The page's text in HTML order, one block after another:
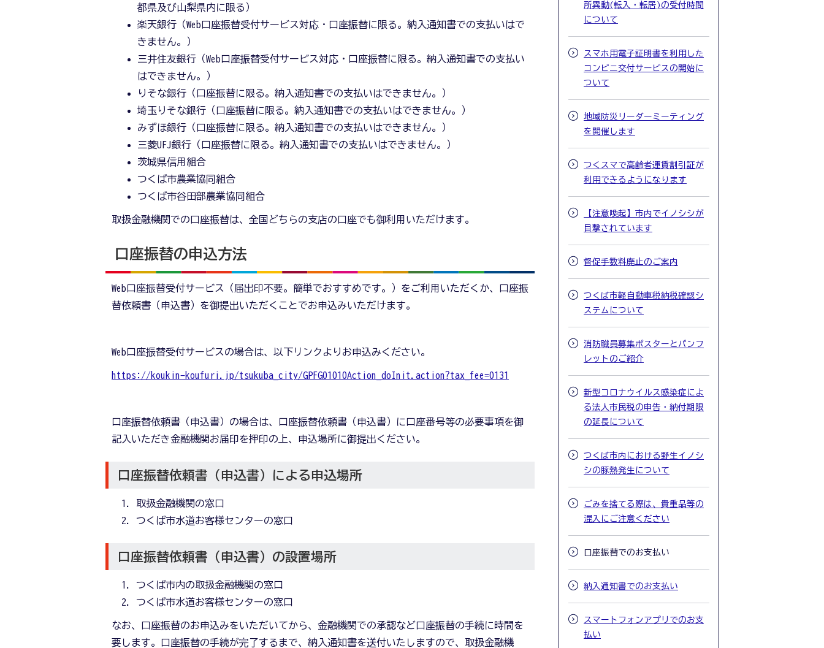
都県及び山梨県内に限る）
楽天銀行（Web口座振替受付サービス対応・口座振替に限る。納入通知書での支払いはで
きません。）
三井住友銀行（Web口座振替受付サービス対応・口座振替に限る。納入通知書での支払い
はできません。）
りそな銀行（口座振替に限る。納入通知書での支払いはできません。）
埼玉りそな銀行（口座振替に限る。納入通知書での支払いはできません。）
みずほ銀行（口座振替に限る。納入通知書での支払いはできません。）
三菱UFJ銀行（口座振替に限る。納入通知書での支払いはできません。）
茨城県信用組合
つくば市農業協同組合
つくば市谷田部農業協同組合
取扱金融機関での口座振替は、全国どちらの支店の口座でも御利用いただけます。
口座振替の申込方法
Web口座振替受付サービス（届出印不要。簡単でおすすめです。）をご利用いただくか、口座振
替依頼書（申込書）を御提出いただくことでお申込みいただけます。
Web口座振替受付サービスの場合は、以下リンクよりお申込みください。
https://koukin-koufuri.jp/tsukuba_city/GPFG01010Action_doInit.action?tax_fee=0131
口座振替依頼書（申込書）の場合は、口座振替依頼書（申込書）に口座番号等の必要事項を御
記入いただき金融機関お届印を押印の上、申込場所に御提出ください。
口座振替依頼書（申込書）による申込場所
取扱金融機関の窓口
つくば市水道お客様センターの窓口
口座振替依頼書（申込書）の設置場所
つくば市内の取扱金融機関の窓口
つくば市水道お客様センターの窓口
なお、口座振替のお申込みをいただいてから、金融機関での承認など口座振替の手続に時間を
要します。口座振替の手続が完了するまで、納入通知書を送付いたしますので、取扱金融機
所異動(転入・転居)の受付時間
について
スマホ用電子証明書を利用した
コンビニ交付サービスの開始に
ついて
地域防災リーダーミーティング
を開催します
つくスマで高齢者運賃割引証が
利用できるようになります
【注意喚起】市内でイノシシが
目撃されています
督促手数料廃止のご案内
つくば市軽自動車税納税確認シ
ステムについて
消防職員募集ポスターとパンフ
レットのご紹介
新型コロナウイルス感染症によ
る法人市民税の申告・納付期限
の延長について
つくば市内における野生イノシ
シの豚熱発生について
ごみを捨てる際は、貴重品等の
混入にご注意ください
口座振替でのお支払い
納入通知書でのお支払い
スマートフォンアプリでのお支
払い